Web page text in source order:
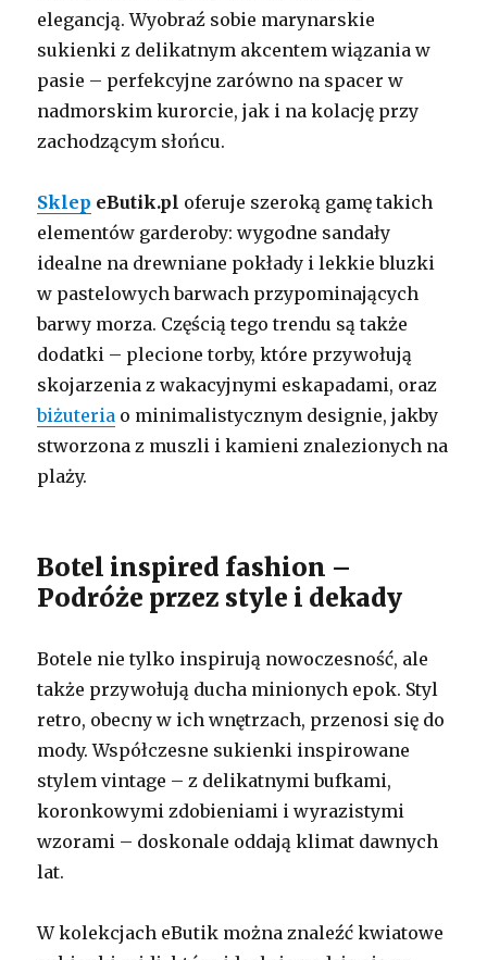
elegancją. Wyobraź sobie marynarskie
sukienki z delikatnym akcentem wiązania w
pasie – perfekcyjne zarówno na spacer w
nadmorskim kurorcie, jak i na kolację przy
zachodzącym słońcu.
Sklep eButik.pl oferuje szeroką gamę takich
elementów garderoby: wygodne sandały
idealne na drewniane pokłady i lekkie bluzki
w pastelowych barwach przypominających
barwy morza. Częścią tego trendu są także
dodatki – plecione torby, które przywołują
skojarzenia z wakacyjnymi eskapadami, oraz
biżuteria o minimalistycznym designie, jakby
stworzona z muszli i kamieni znalezionych na
plaży.
Botel inspired fashion –
Podróże przez style i dekady
Botele nie tylko inspirują nowoczesność, ale
także przywołują ducha minionych epok. Styl
retro, obecny w ich wnętrzach, przenosi się do
mody. Współczesne sukienki inspirowane
stylem vintage – z delikatnymi bufkami,
koronkowymi zdobieniami i wyrazistymi
wzorami – doskonale oddają klimat dawnych
lat.
W kolekcjach eButik można znaleźć kwiatowe